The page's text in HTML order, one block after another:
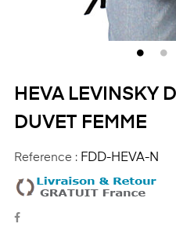
HEVA LEVINSKY
DUVET FEMME
Reference : FDD-HEVA-N